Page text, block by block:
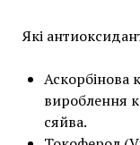
Які
Аскорбінова
вироблення
сяйва.